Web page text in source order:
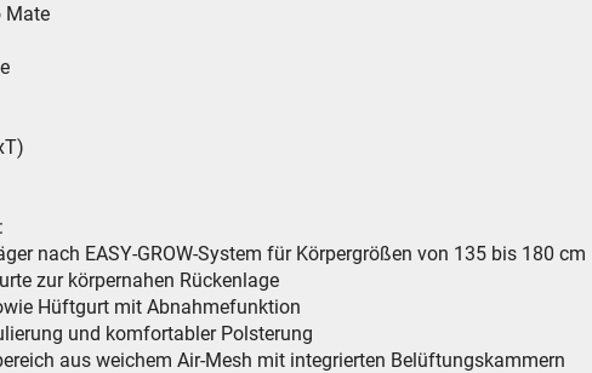
Mate
nach EASY-GROW-System für Körpergrößen von 135 bis 180 cm
zur körpernahen Rückenlage
Hüftgurt mit Abnahmefunktion
und komfortabler Polsterung
aus weichem Air-Mesh mit integrierten Belüftungskammern